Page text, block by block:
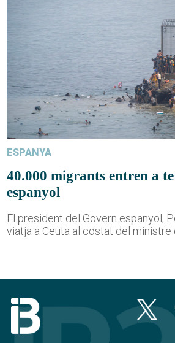
ESPANYA
40.000 migrants entren a
espanyol
El president del Govern espanyol,
viatja a Ceuta al costat del